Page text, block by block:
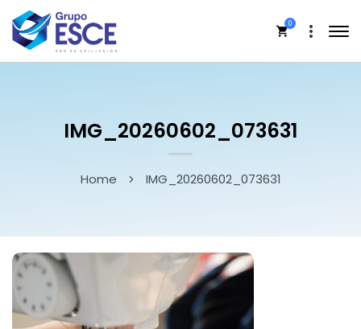
0
IMG_20260602_073631
Home IMG_20260602_073631